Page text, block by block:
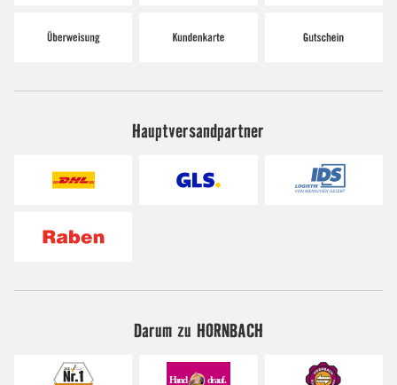
Hauptversandpartner
Darum zu HORNBACH